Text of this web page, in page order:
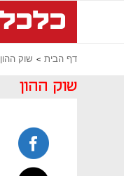
דף הבית שוק ההון
שוק ההון